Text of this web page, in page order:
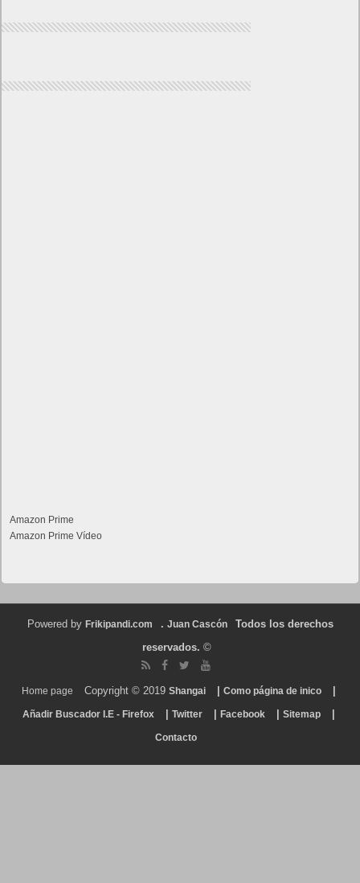
Amazon Prime
Amazon Prime Vídeo
Powered by Frikipandi.com . Juan Cascón
Todos los derechos
reservados. ©
Home page Copyright © 2019 Shangai Como página de inico
Añadir Buscador I.E - Firefox Twitter Facebook Sitemap
Contacto